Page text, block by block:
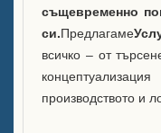
Витрина с бутилка
А
Често задавани
същевременно
си.Предлагаме
всичко – от
производството и